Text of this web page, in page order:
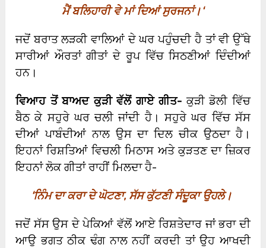
ਮੈਂ ਬਲਿਹਾਰੀ ਵੇ ਮਾਂ ਦਿਆਂ ਸੁਰਜਨਾਂ।‘
ਜਦੋਂ ਬਰਾਤ ਲੜਕੀ ਵਾਲਿਆਂ ਦੇ ਘਰ ਪਹੁੰਚਦੀ ਹੈ ਤਾਂ ਵੀ ਉੱਥੇ
ਸਾਰੀਆਂ ਔਰਤਾਂ ਗੀਤਾਂ ਦੇ ਰੂਪ ਵਿੱਚ ਸਿਠਣੀਆਂ ਦਿੰਦੀਆਂ
ਹਨ।
ਵਿਆਹ ਤੋਂ ਬਾਅਦ ਕੁੜੀ ਵੱਲੋਂ ਗਾਏ ਗੀਤ- ਕੁੜੀ ਡੋਲੀ ਵਿੱਚ
ਬੈਠ ਕੇ ਸਹੁਰੇ ਘਰ ਚਲੀ ਜਾਂਦੀ ਹੈ। ਸਹੁਰੇ ਘਰ ਵਿੱਚ ਸੱਸ
ਦੀਆਂ ਪਾਬੰਦੀਆਂ ਨਾਲ ਉਸ ਦਾ ਦਿਲ ਚੀਕ ਉਠਦਾ ਹੈ।
ਇਹਨਾਂ ਰਿਸ਼ਤਿਆਂ ਵਿਚਲੀ ਮਿਠਾਸ ਅਤੇ ਕੁੜਤਣ ਦਾ ਜ਼ਿਕਰ
ਇਹਨਾਂ ਲੋਕ ਗੀਤਾਂ ਰਾਹੀਂ ਮਿਲਦਾ ਹੈ-
‘ਨਿੰਮ ਦਾ ਕਰਾ ਦੇ ਘੋਟਣਾ, ਸੱਸ ਕੁੱਟਣੀ ਸੰਦੂਕਾ ਉਹਲੇ।
ਜਦੋਂ ਸੱਸ ਉਸ ਦੇ ਪੇਕਿਆਂ ਵੱਲੋਂ ਆਏ ਰਿਸ਼ਤੇਦਾਰ ਜਾਂ ਭਰਾ ਦੀ
ਆਉ ਭਗਤ ਠੀਕ ਢੰਗ ਨਾਲ ਨਹੀਂ ਕਰਦੀ ਤਾਂ ਉਹ ਆਖਦੀ